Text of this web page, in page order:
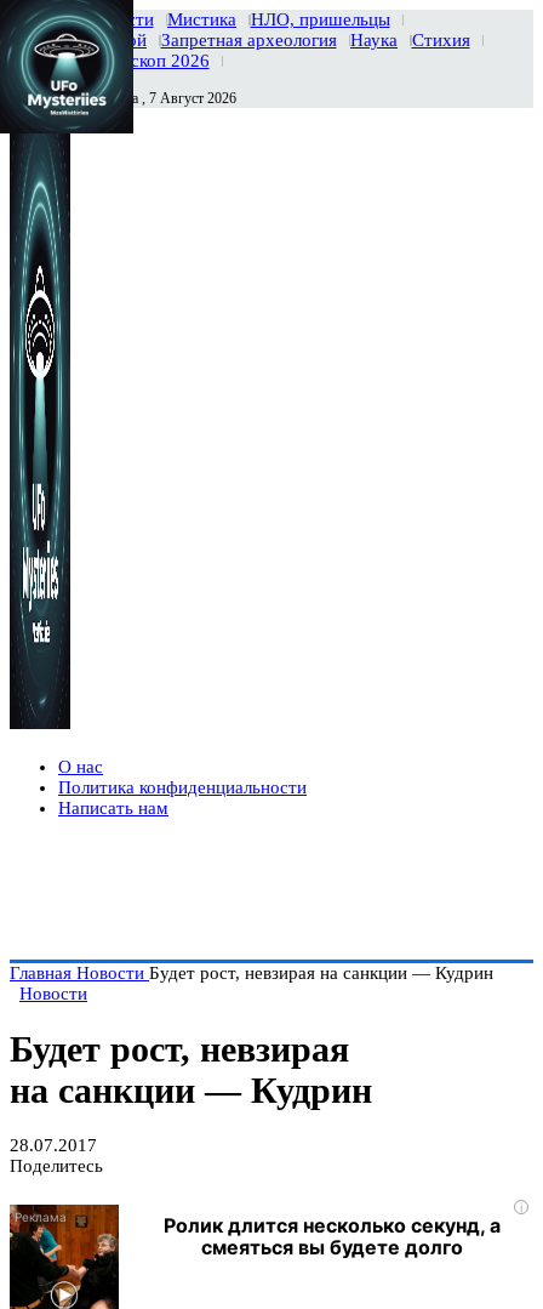
Главная Новости Мистика
НЛО, пришельцы
Тайны вселенной
Запретная археология Наука
Стихия
История
Гороскоп 2026
Сегодня Пятница , 7 Август 2026
О нас
Политика конфиденциальности
Написать нам
Главная Новости Будет рост, невзирая на санкции — Кудрин
Новости
Будет рост, невзирая
на санкции — Кудрин
28.07.2017
Поделитесь
i
Ролик длится несколько секунд, а
смеяться вы будете долго